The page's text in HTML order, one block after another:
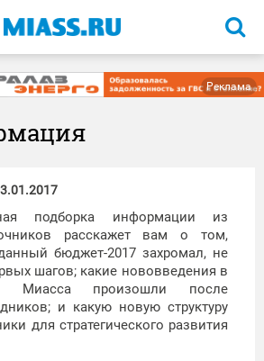
Реклама
подборка информации из
расскажет вам о том,
бюджет-2017 захромал, не
шагов; какие нововведения в
Миасса произошли после
и какую новую структуру
для стратегического развития